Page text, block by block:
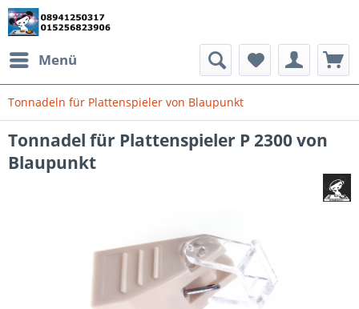
Menü
Tonnadeln für Plattenspieler von Blaupunkt
Tonnadel für Plattenspieler P 2300 von
Blaupunkt